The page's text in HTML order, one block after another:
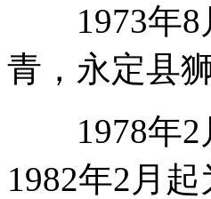
1973年8
青，永定县
1978年2
1982年2月